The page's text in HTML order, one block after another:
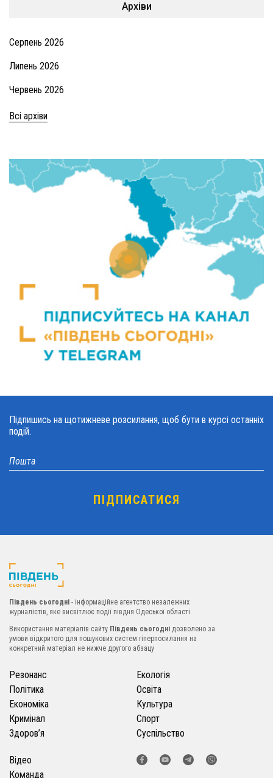
Архіви
Серпень 2026
Липень 2026
Червень 2026
Всі архіви
Підпишись на щотижневе розсилання, щоб бути в курсі останніх
подій.
Південь сьогодні - інформаційне агентство незалежних
журналістів, яке висвітлює події півдня Одеської області.
Використання матеріалів сайту Південь сьогодні дозволено за
умови відкритого для пошукових систем гіперпосилання на
конкретний матеріал не нижче другого абзацу
Резонанс
Політика
Економіка
Кримінал
Здоров’я
Екологія
Освіта
Культура
Спорт
Суспільство
Відео
Команда